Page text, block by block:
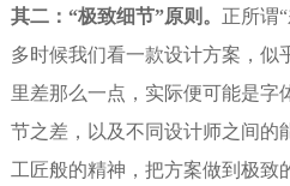
其二：“极致细节”原则。 正所谓
多时候我们看一款设计方案，似
里差那么一点，实际便可能是字
节之差，以及不同设计师之间的
工匠般的精神，把方案做到极致